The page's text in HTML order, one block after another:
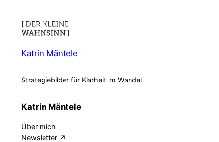
Katrin Mäntele
Strategiebilder für Klarheit im Wandel
Katrin Mäntele
Über mich
Newsletter